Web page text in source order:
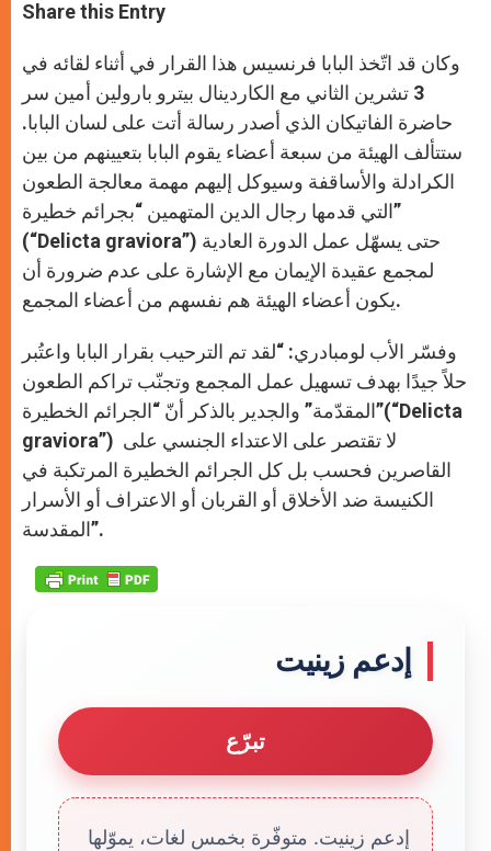
t
s
p
p
s
e
g
e
r
e
b
o
k
Share this Entry
وكان قد اتّخذ البابا فرنسيس هذا القرار في أثناء لقائه في
3 تشرين الثاني مع الكاردينال بيترو بارولين أمين سر
حاضرة الفاتيكان الذي أصدر رسالة أتت على لسان البابا.
ستتألف الهيئة من سبعة أعضاء يقوم البابا بتعيينهم من بين
الكرادلة والأساقفة وسيوكل إليهم مهمة معالجة الطعون
التي قدمها رجال الدين المتهمين “بجرائم خطيرة”
(“Delicta graviora”) حتى يسهّل عمل الدورة العادية
لمجمع عقيدة الإيمان مع الإشارة على عدم ضرورة أن
يكون أعضاء الهيئة هم نفسهم من أعضاء المجمع.
وفسّر الأب لومبادري: “لقد تم الترحيب بقرار البابا واعتُبر
حلاً جيدًا بهدف تسهيل عمل المجمع وتجنّب تراكم الطعون
المقدّمة” والجدير بالذكر أنّ “الجرائم الخطيرة”(“Delicta
graviora”) لا تقتصر على الاعتداء الجنسي على
القاصرين فحسب بل كل الجرائم الخطيرة المرتكبة في
الكنيسة ضد الأخلاق أو القربان أو الاعتراف أو الأسرار
المقدسة”.
إدعم زينيت
تبرّع
إدعم زينيت. متوفّرة بخمس لغات، يموّلها